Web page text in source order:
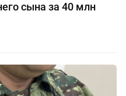
сына за 40 млн